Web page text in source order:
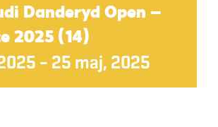
Danderyd Open –
2025 (14)
– 25 maj, 2025